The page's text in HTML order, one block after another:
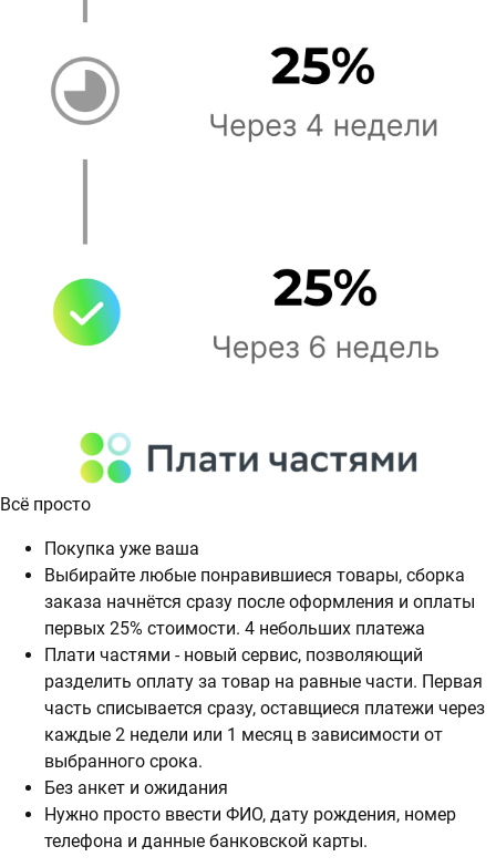
Всё просто
Покупка уже ваша
Выбирайте любые понравившиеся товары, сборка
заказа начнётся сразу после оформления и оплаты
первых 25% стоимости. 4 небольших платежа
Плати частями - новый сервис, позволяющий
разделить оплату за товар на равные части. Первая
часть списывается сразу, оставщиеся платежи через
каждые 2 недели или 1 месяц в зависимости от
выбранного срока.
Без анкет и ожидания
Нужно просто ввести ФИО, дату рождения, номер
телефона и данные банковской карты.